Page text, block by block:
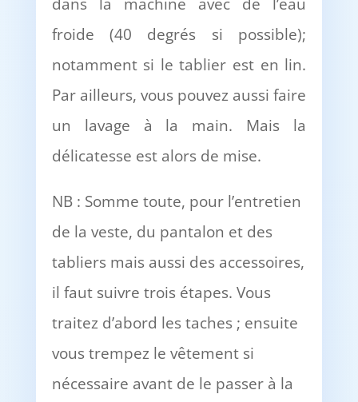
froide (40 degrés si possible);
notamment si le tablier est en lin.
Par ailleurs, vous pouvez aussi faire
un lavage à la main. Mais la
délicatesse est alors de mise.
NB : Somme toute, pour l’entretien
de la veste, du pantalon et des
tabliers mais aussi des accessoires,
il faut suivre trois étapes. Vous
traitez d’abord les taches ; ensuite
vous trempez le vêtement si
nécessaire avant de le passer à la